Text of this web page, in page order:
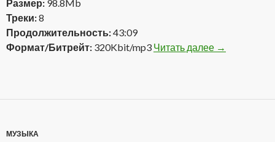
Размер: 98.8Mb
Треки:8
Продолжительность:43:09
Формат/Битрейт: 320Kbit/mp3 Читать далее Dismal
→
МУЗЫКА